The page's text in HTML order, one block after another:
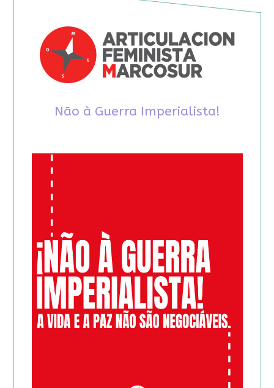
Não à Guerra Imperialista!